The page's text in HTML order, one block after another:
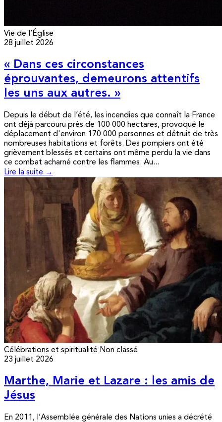
Vie de l’Église
28 juillet 2026
« Dans ces circonstances
éprouvantes, demeurons attentifs
les uns aux autres. »
Depuis le début de l’été, les incendies que connaît la France
ont déjà parcouru près de 100 000 hectares, provoqué le
déplacement d'environ 170 000 personnes et détruit de très
nombreuses habitations et forêts. Des pompiers ont été
grièvement blessés et certains ont même perdu la vie dans
ce combat acharné contre les flammes. Au...
Lire la suite →
Célébrations et spiritualité Non classé
23 juillet 2026
Marthe, Marie et Lazare : les amis de
Jésus
En 2011, l’Assemblée générale des Nations unies a décrété